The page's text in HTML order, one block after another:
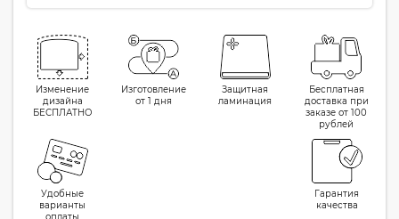
Изменение
дизайна
БЕСПЛАТНО
Изготовление
от 1 дня
Защитная
ламинация
Бесплатная
доставка при
заказе от 100
рублей
Удобные
варианты
Гарантия
качества